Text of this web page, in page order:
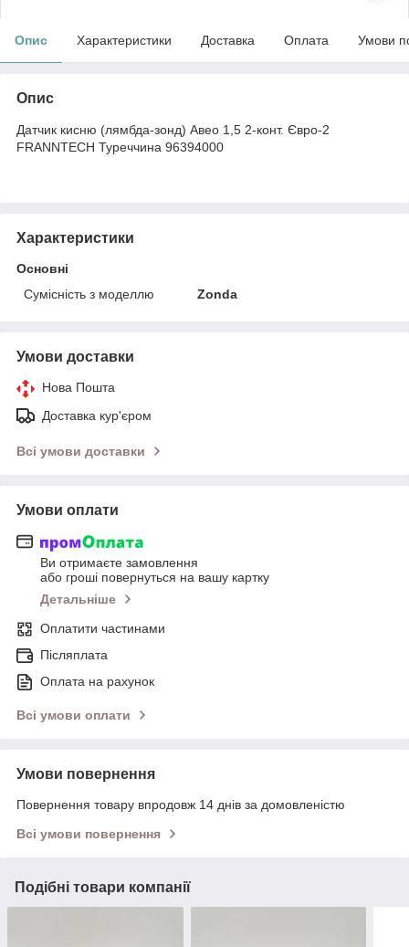
Опис Характеристики Доставка Оплата Умови
Опис
Датчик кисню (лямбда-зонд) Авео 1,5 2-конт. Євро-2
FRANNTECH Туреччина 96394000
Характеристики
Основні
Сумісність з моделлю
Zonda
Умови доставки
Нова Пошта
Доставка кур'єром
Всі умови доставки
Умови оплати
Ви отримаєте замовлення
або гроші повернуться на вашу картку
Детальніше
Оплатити частинами
Післяплата
Оплата на рахунок
Всі умови оплати
Умови повернення
Повернення товару впродовж 14 днів за домовленістю
Всі умови повернення
Подібні товари компанії